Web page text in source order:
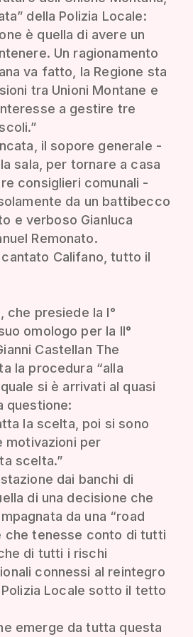
della Polizia Locale:
è quella di avere un
Un ragionamento
va fatto, la Regione sta
tra Unioni Montane e
a gestire tre
il sopore generale -
sala, per tornare a casa
consiglieri comunali -
da un battibecco
e verboso Gianluca
Remonato.
Califano, tutto il
che presiede la I°
omologo per la II°
Castellan The
la procedura “alla
si è arrivati al quasi
questione:
la scelta, poi si sono
motivazioni per
scelta.”
dai banchi di
di una decisione che
da una “road
che tenesse conto di tutti
di tutti i rischi
connessi al reintegro
Locale sotto il tetto
emerge da tutta questa